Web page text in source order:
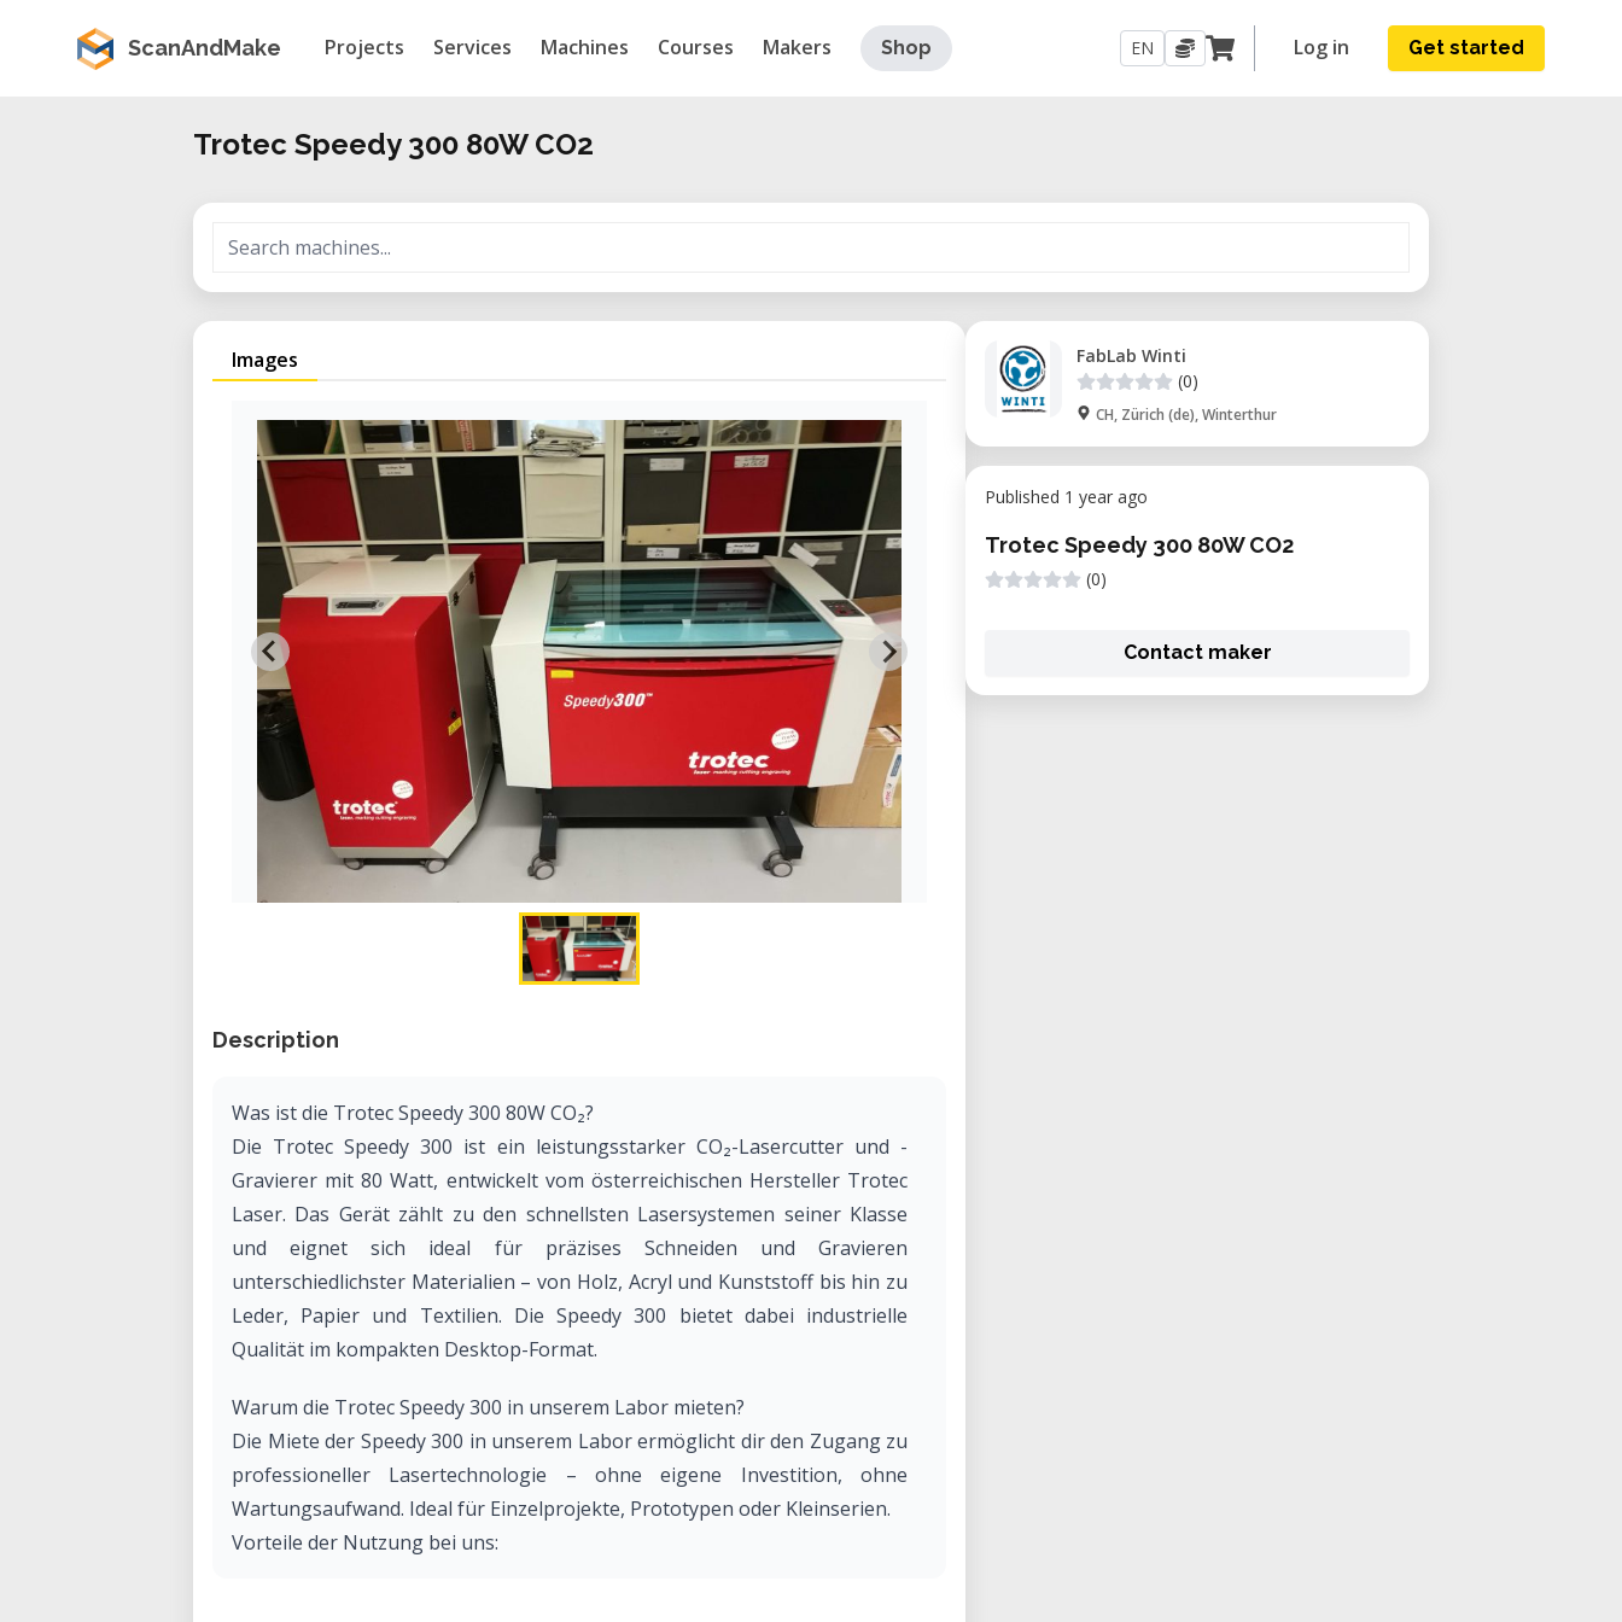
ScanAndMake Projects Services Machines Courses Makers Shop EN Log in Get started
Trotec Speedy 300 80W CO2
Images
Description
Was ist die Trotec Speedy 300 80W CO₂?
Die Trotec Speedy 300 ist ein leistungsstarker CO₂-Lasercutter und -
Gravierer mit 80 Watt, entwickelt vom österreichischen Hersteller Trotec
Laser. Das Gerät zählt zu den schnellsten Lasersystemen seiner Klasse
und eignet sich ideal für präzises Schneiden und Gravieren
unterschiedlichster Materialien – von Holz, Acryl und Kunststoff bis hin zu
Leder, Papier und Textilien. Die Speedy 300 bietet dabei industrielle
Qualität im kompakten Desktop-Format.
Warum die Trotec Speedy 300 in unserem Labor mieten?
Die Miete der Speedy 300 in unserem Labor ermöglicht dir den Zugang zu
professioneller Lasertechnologie – ohne eigene Investition, ohne
Wartungsaufwand. Ideal für Einzelprojekte, Prototypen oder Kleinserien.
Vorteile der Nutzung bei uns:
FabLab Winti
(0)
CH, Zürich (de), Winterthur
Published 1 year ago
Trotec Speedy 300 80W CO2
(0)
Contact maker